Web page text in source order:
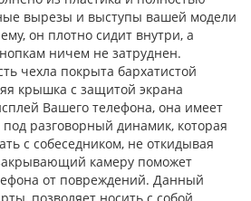
вырезы и выступы вашей модели
он плотно сидит внутри, а
ничем не затруднен.
чехла покрыта бархатистой
крышка с защитой экрана
Вашего телефона, она имеет
разговорный динамик, которая
с собеседником, не откидывая
камеру поможет
от повреждений. Данный
позволяет носить с собой